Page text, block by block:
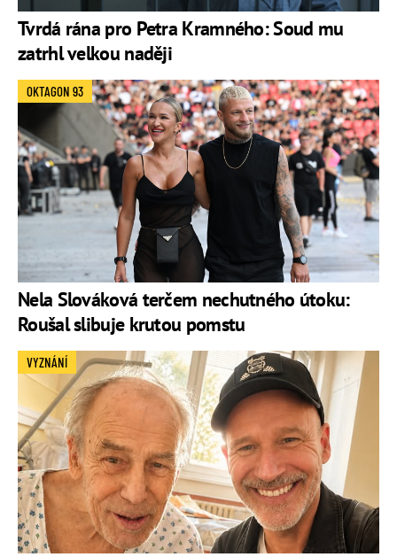
Tvrdá rána pro Petra Kramného: Soud mu
zatrhl velkou naději
Nela Slováková terčem nechutného útoku:
Roušal slibuje krutou pomstu
OKTAGON 93
VYZNÁNÍ